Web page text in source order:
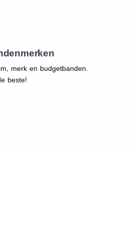
merk en budgetbanden.
beste!